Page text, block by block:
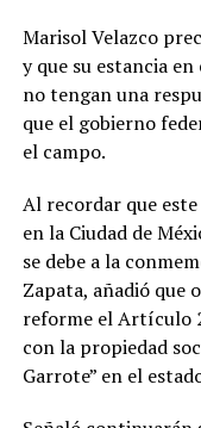
Marisol Velazco
y que su estancia
no tengan una
que el gobierno
el campo.
Al recordar que
en la Ciudad de
se debe a la
Zapata, añadió que
reforme el Artículo
con la propiedad
Garrote” en el